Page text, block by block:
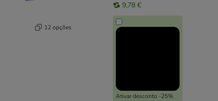
12 opções
9,78 €
Ativar desconto -25%